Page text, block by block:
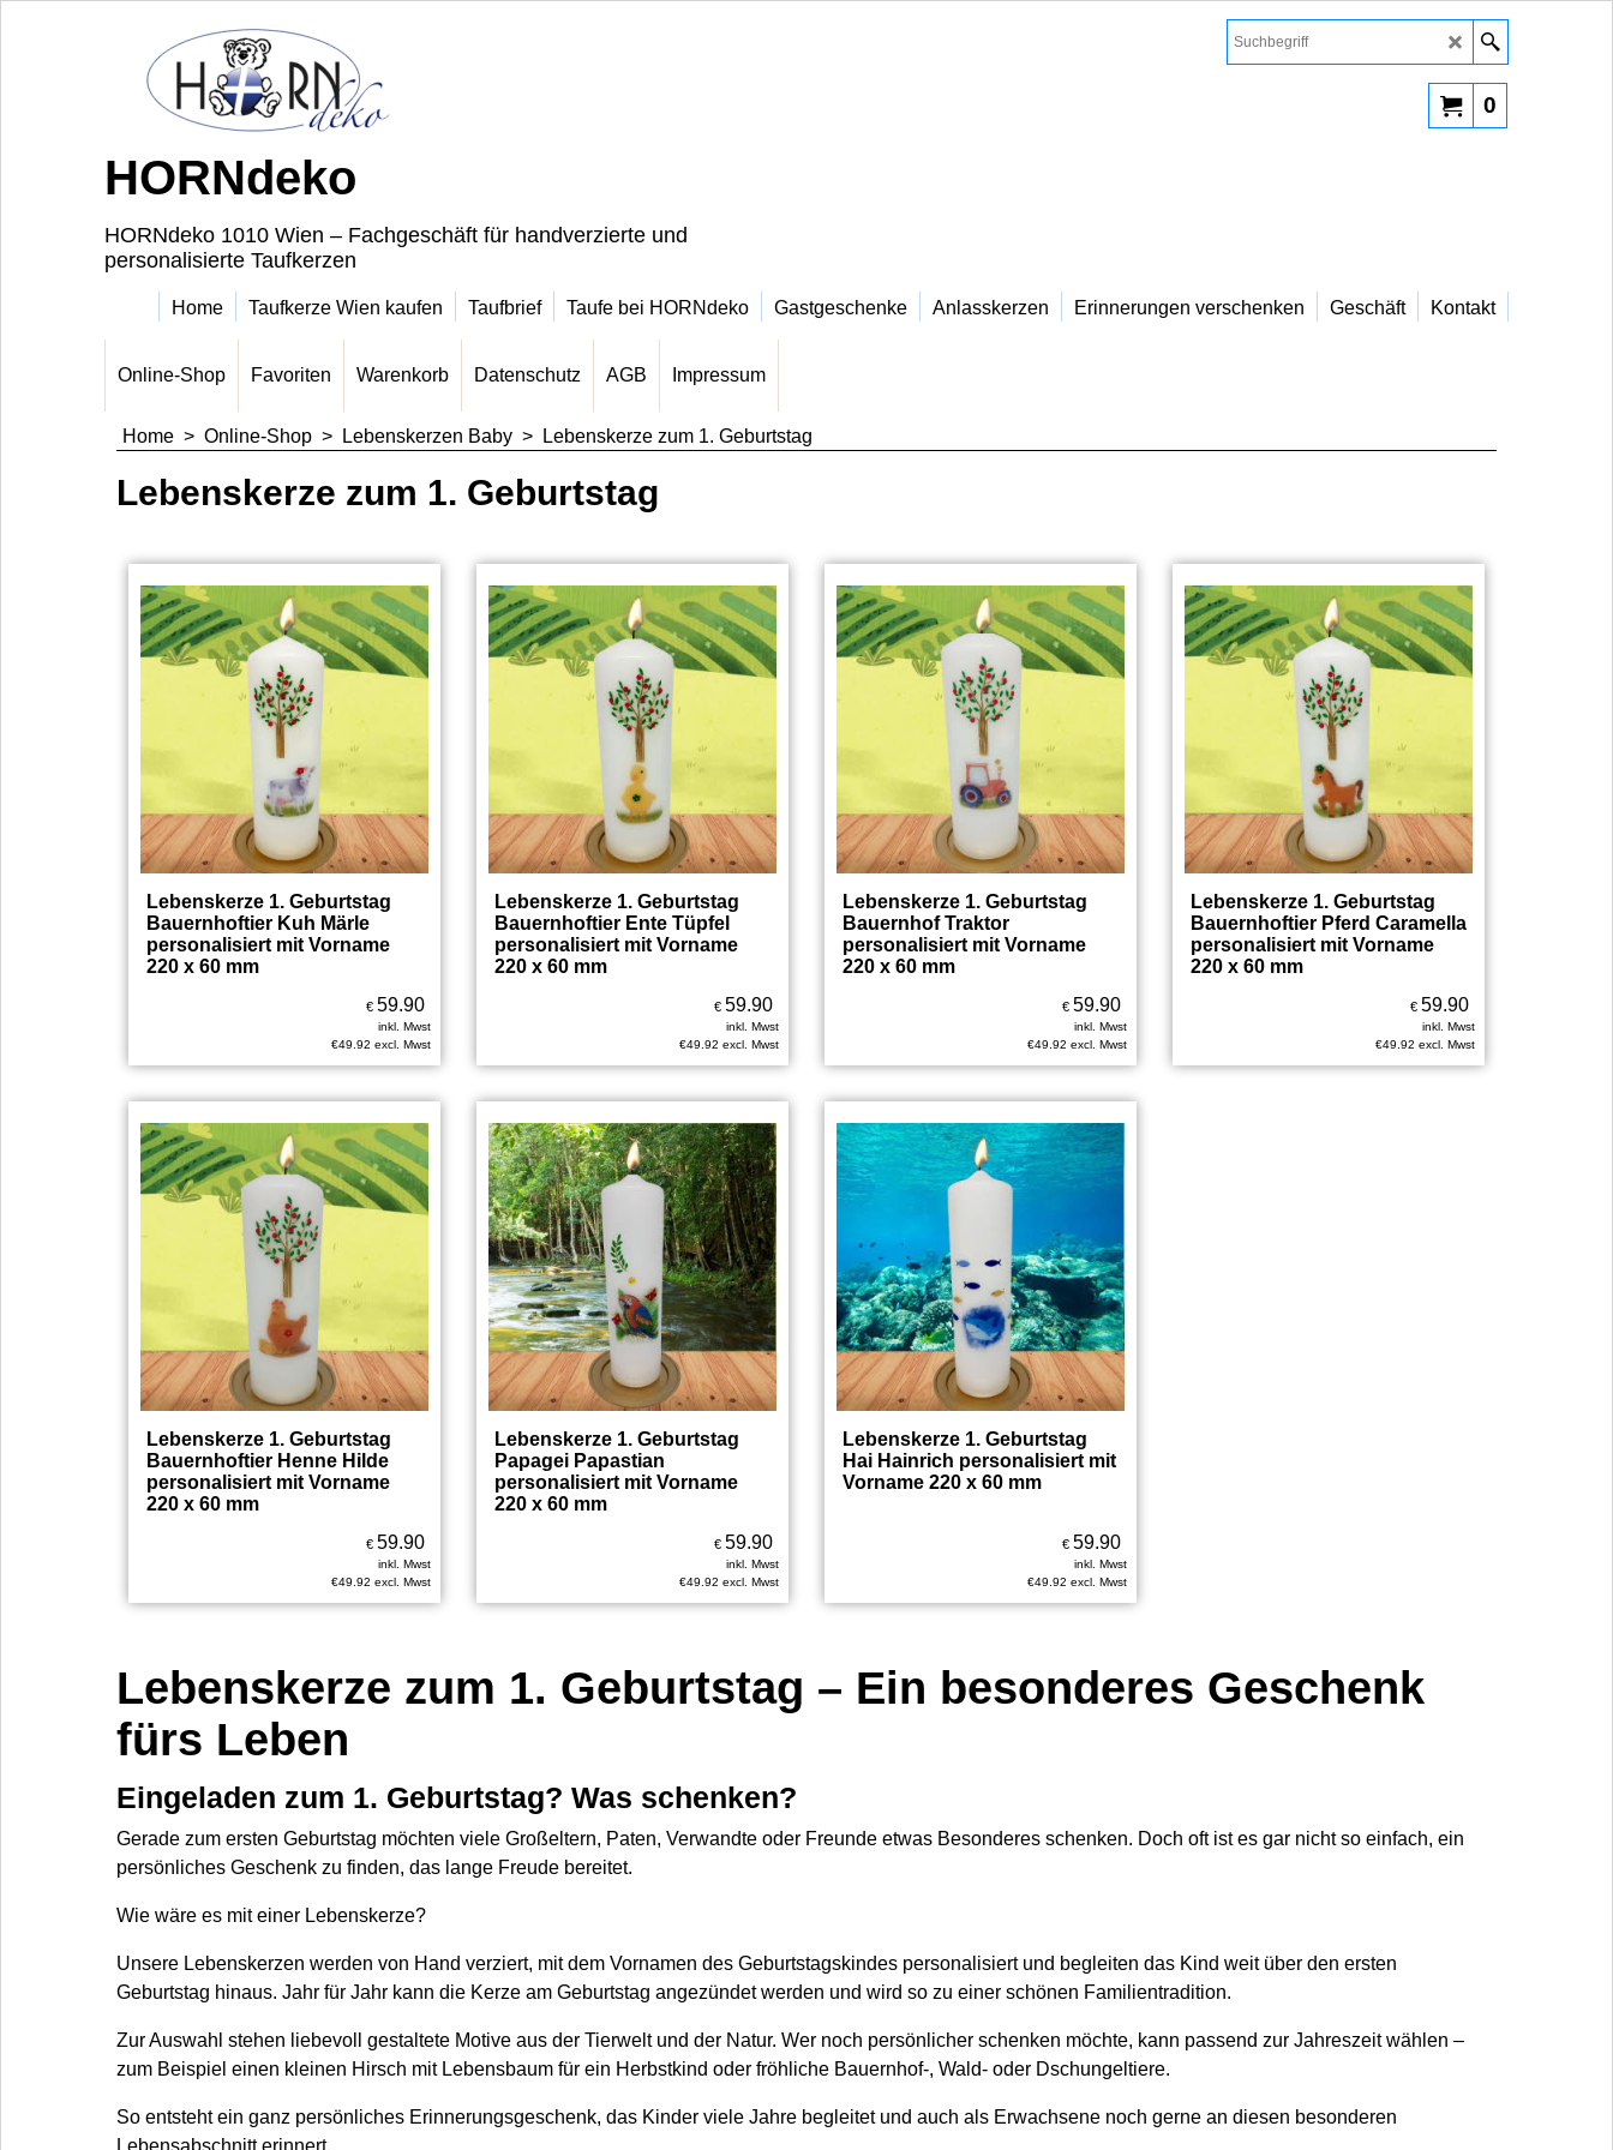
HORNdeko
HORNdeko 1010 Wien – Fachgeschäft für handverzierte und
personalisierte Taufkerzen
0
Home Taufkerze Wien kaufen Taufbrief Taufe bei HORNdeko Gastgeschenke Anlasskerzen Erinnerungen verschenken Geschäft Kontakt
Online-Shop Favoriten Warenkorb Datenschutz AGB Impressum
Home > Online-Shop > Lebenskerzen Baby > Lebenskerze zum 1. Geburtstag
Lebenskerze zum 1. Geburtstag
Lebenskerze 1. Geburtstag
Bauernhoftier Kuh Märle
personalisiert mit Vorname
220 x 60 mm
€ 59.90
inkl. Mwst
€49.92 excl. Mwst
Lebenskerze 1. Geburtstag
Bauernhoftier Ente Tüpfel
personalisiert mit Vorname
220 x 60 mm
€ 59.90
inkl. Mwst
€49.92 excl. Mwst
Lebenskerze 1. Geburtstag
Bauernhof Traktor
personalisiert mit Vorname
220 x 60 mm
€ 59.90
inkl. Mwst
€49.92 excl. Mwst
Lebenskerze 1. Geburtstag
Bauernhoftier Pferd Caramella
personalisiert mit Vorname
220 x 60 mm
€ 59.90
inkl. Mwst
€49.92 excl. Mwst
Lebenskerze 1. Geburtstag
Bauernhoftier Henne Hilde
personalisiert mit Vorname
220 x 60 mm
€ 59.90
inkl. Mwst
€49.92 excl. Mwst
Lebenskerze 1. Geburtstag
Papagei Papastian
personalisiert mit Vorname
220 x 60 mm
€ 59.90
inkl. Mwst
€49.92 excl. Mwst
Lebenskerze 1. Geburtstag
Hai Hainrich personalisiert mit
Vorname 220 x 60 mm
€ 59.90
inkl. Mwst
€49.92 excl. Mwst
Lebenskerze zum 1. Geburtstag – Ein besonderes Geschenk
fürs Leben
Eingeladen zum 1. Geburtstag? Was schenken?
Gerade zum ersten Geburtstag möchten viele Großeltern, Paten, Verwandte oder Freunde etwas Besonderes schenken. Doch oft ist es gar nicht so einfach, ein
persönliches Geschenk zu finden, das lange Freude bereitet.
Wie wäre es mit einer Lebenskerze?
Unsere Lebenskerzen werden von Hand verziert, mit dem Vornamen des Geburtstagskindes personalisiert und begleiten das Kind weit über den ersten
Geburtstag hinaus. Jahr für Jahr kann die Kerze am Geburtstag angezündet werden und wird so zu einer schönen Familientradition.
Zur Auswahl stehen liebevoll gestaltete Motive aus der Tierwelt und der Natur. Wer noch persönlicher schenken möchte, kann passend zur Jahreszeit wählen –
zum Beispiel einen kleinen Hirsch mit Lebensbaum für ein Herbstkind oder fröhliche Bauernhof-, Wald- oder Dschungeltiere.
So entsteht ein ganz persönliches Erinnerungsgeschenk, das Kinder viele Jahre begleitet und auch als Erwachsene noch gerne an diesen besonderen
Lebensabschnitt erinnert.